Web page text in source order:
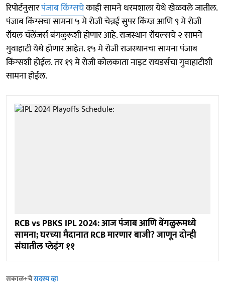
रिपोर्टनुसारपंजाब किंग्सचेकाही सामने धरमशाला येथे खेळवले जातील.
पंजाब किंग्सचा सामना ५ मे रोजी चेन्नई सुपर किंग्ज आणि ९ मे रोजी
रॉयल चॅलेंजर्स बंगळुरूशी होणार आहे. राजस्थान रॉयल्सचे २ सामने
गुवाहाटी येथे होणार आहेत. १५ मे रोजी राजस्थानचा सामना पंजाब
किंग्सशी होईल. तर १९ मे रोजी कोलकाता नाइट रायडर्सचा गुवाहाटीशी
सामना होईल.
RCB vs PBKS IPL 2024: आज पंजाब आणि बेंगळुरूमध्ये
सामना; घरच्या मैदानात RCB मारणार बाजी? जाणून दोन्ही
संघातील प्लेइंग ११
सकाळ+चेसदस्य व्हा